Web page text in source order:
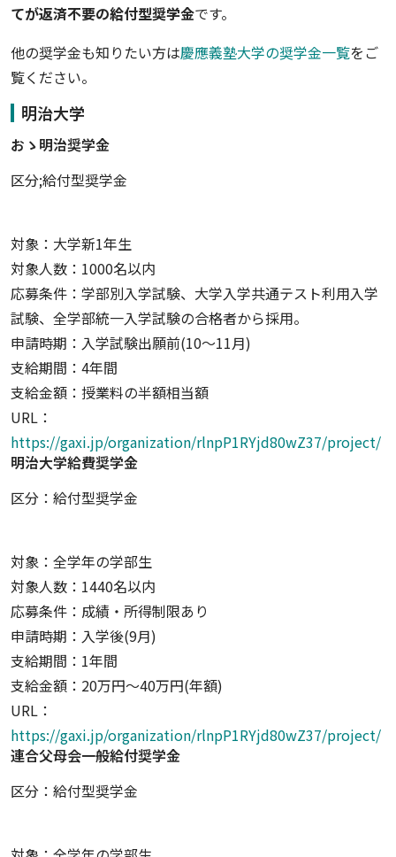
てが返済不要の給付型奨学金です。
他の奨学金も知りたい方は慶應義塾大学の奨学金一覧をご
覧ください。
明治大学
おゝ明治奨学金
区分;給付型奨学金
対象：大学新1年生
対象人数：1000名以内
応募条件：学部別入学試験、大学入学共通テスト利用入学
試験、全学部統一入学試験の合格者から採用。
申請時期：入学試験出願前(10〜11月)
支給期間：4年間
支給金額：授業料の半額相当額
URL：
https://gaxi.jp/organization/rlnpP1RYjd80wZ37/project/
明治大学給費奨学金
区分：給付型奨学金
対象：全学年の学部生
対象人数：1440名以内
応募条件：成績・所得制限あり
申請時期：入学後(9月)
支給期間：1年間
支給金額：20万円〜40万円(年額)
URL：
https://gaxi.jp/organization/rlnpP1RYjd80wZ37/project/
連合父母会一般給付奨学金
区分：給付型奨学金